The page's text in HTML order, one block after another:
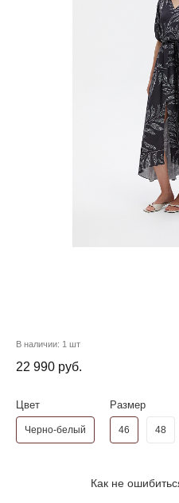
В наличии: 1 шт
22 990 руб.
Цвет
Черно-белый
Размер
46 48
Как не